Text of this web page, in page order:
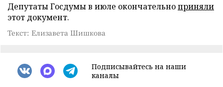
Депутаты Госдумы в июле окончательноприняли
этот документ.
Текст: Елизавета Шишкова
Подписывайтесь на наши
каналы